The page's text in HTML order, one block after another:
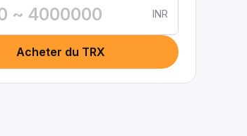
INR
Acheter du TRX